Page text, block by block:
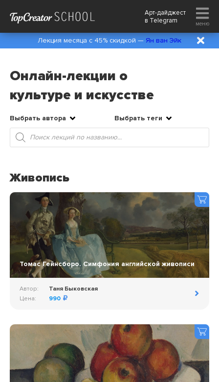
Арт-дайджест
в Telegram меню
Лекция месяца с 45% скидкой — Ян ван Эйк
Онлайн-лекции о
культуре и искусстве
Выбрать автора
Выбрать теги
Поиск
товаров
Живопись
Томас Гейнсборо. Симфония английской живописи
Автор:
Таня Быковская
Цена:
990